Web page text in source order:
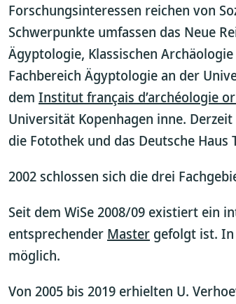
Forschungsinteressen reichen von
Schwerpunkte umfassen das Neue
Ägyptologie, Klassischen
Fachbereich Ägyptologie an der
dem Institut français d’archéologie
Universität Kopenhagen inne.
die Fotothek und das Deutsche Haus
2002 schlossen sich die drei
Seit dem WiSe 2008/09 existiert ein
entsprechender Master gefolgt ist.
möglich.
Von 2005 bis 2019 erhielten U.